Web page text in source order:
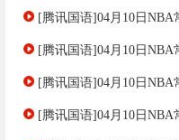
[腾讯国语]04月10日NBA常规赛最后
[腾讯国语]04月10日NBA常规赛最后
[腾讯国语]04月10日NBA常规赛最后
[腾讯国语]04月10日NBA常规赛最后